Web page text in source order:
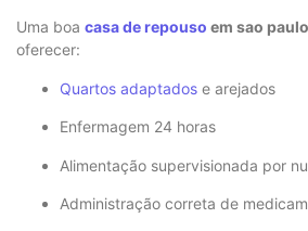
Uma boa casa de repouso em sao
oferecer:
Quartos adaptados e arejados
Enfermagem 24 horas
Alimentação supervisionada por
Administração correta de